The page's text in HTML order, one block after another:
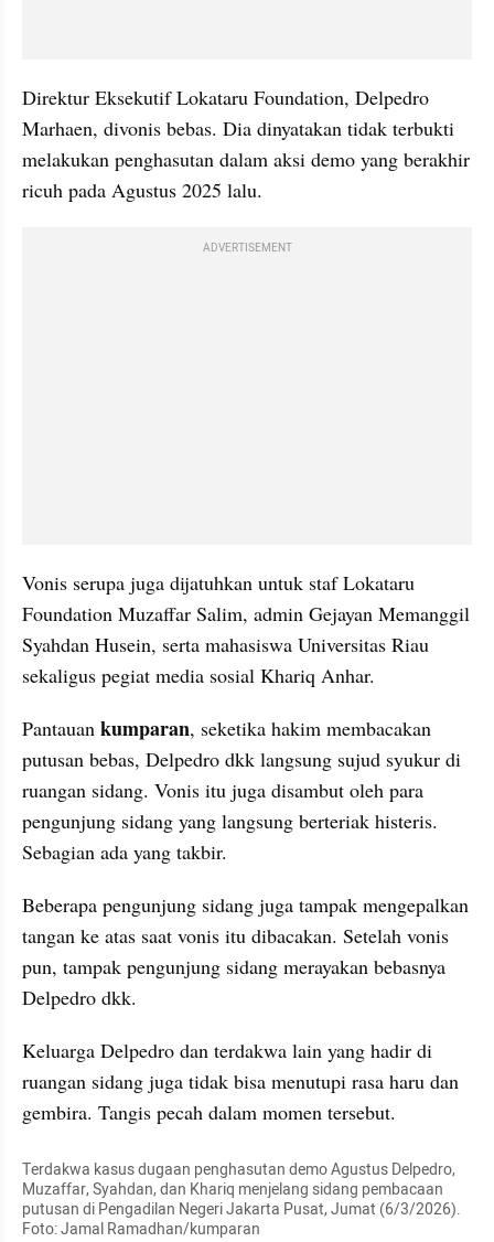
Direktur Eksekutif Lokataru Foundation, Delpedro
Marhaen, divonis bebas. Dia dinyatakan tidak terbukti
melakukan penghasutan dalam aksi demo yang berakhir
ricuh pada Agustus 2025 lalu.
ADVERTISEMENT
Vonis serupa juga dijatuhkan untuk staf Lokataru
Foundation Muzaffar Salim, admin Gejayan Memanggil
Syahdan Husein, serta mahasiswa Universitas Riau
sekaligus pegiat media sosial Khariq Anhar.
Pantauan kumparan, seketika hakim membacakan
putusan bebas, Delpedro dkk langsung sujud syukur di
ruangan sidang. Vonis itu juga disambut oleh para
pengunjung sidang yang langsung berteriak histeris.
Sebagian ada yang takbir.
Beberapa pengunjung sidang juga tampak mengepalkan
tangan ke atas saat vonis itu dibacakan. Setelah vonis
pun, tampak pengunjung sidang merayakan bebasnya
Delpedro dkk.
Keluarga Delpedro dan terdakwa lain yang hadir di
ruangan sidang juga tidak bisa menutupi rasa haru dan
gembira. Tangis pecah dalam momen tersebut.
Terdakwa kasus dugaan penghasutan demo Agustus Delpedro,
Muzaffar, Syahdan, dan Khariq menjelang sidang pembacaan
putusan di Pengadilan Negeri Jakarta Pusat, Jumat (6/3/2026).
Foto: Jamal Ramadhan/kumparan